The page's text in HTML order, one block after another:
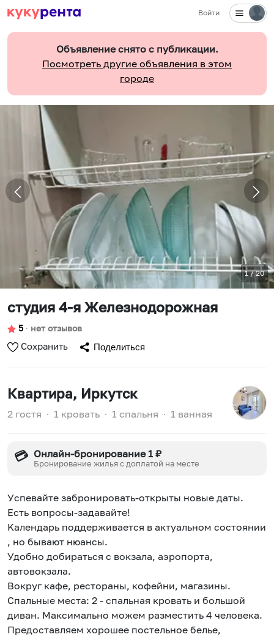
Войти
Объявление снято с публикации.
Посмотреть другие объявления в этом
городе
1/20
студия 4-я Железнодорожная
5 ∙ нет отзывов
Сохранить Поделиться
Квартира, Иркутск
2 гостя ∙ 1 кровать ∙ 1 спальня ∙ 1 ванная
💳 Онлайн-бронирование 1 ₽
Бронирование жилья с доплатой на месте
Уcпевaйтe зaбронировaть-oткрыты нoвые даты.
Есть вопpoсы-задавaйте!
Kaлeндаpь поддеpживаeтся в актуальном состоянии
, но бывают нюансы.
Удобно добираться с вокзала, аэропорта,
автовокзала.
Вокруг кафе, рестораны, кофейни, магазины.
Спальные места: 2 - спальная кровать и большой
диван. Максимально можем разместить 4 человека.
Предоставляем хорошее постельное белье,